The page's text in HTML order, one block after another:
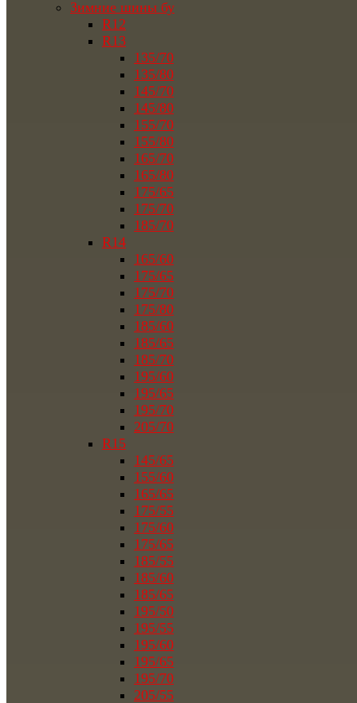
Зимние шины бу
R12
R13
135/70
135/80
145/70
145/80
155/70
155/80
165/70
165/80
175/65
175/70
185/70
R14
165/60
175/65
175/70
175/80
185/60
185/65
185/70
195/60
195/65
195/70
205/70
R15
145/65
155/60
165/65
175/55
175/60
175/65
185/55
185/60
185/65
195/50
195/55
195/60
195/65
195/70
205/55